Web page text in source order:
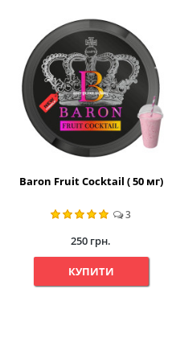
Baron Fruit Cocktail ( 50 мг)
3
250 грн.
КУПИТИ